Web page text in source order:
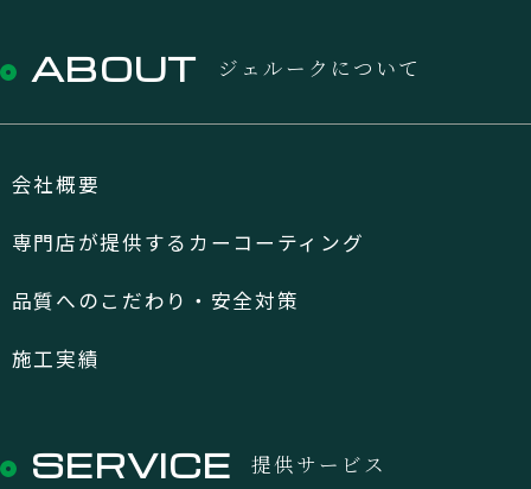
ABOUT ジェルークについて
会社概要
専門店が提供するカーコーティング
品質へのこだわり・安全対策
施工実績
SERVICE 提供サービス